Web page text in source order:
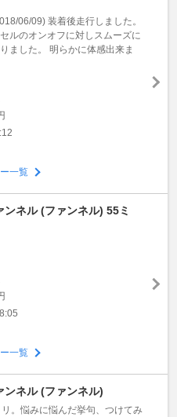
06/09) 装着後走行しました。
ルのオンオフに対しスムーズに
ました。 明らかに体感出来ま
一覧
ンネル (ファンネル) 55ミ
一覧
ンネル (ファンネル)
。悩みに悩んだ挙句、つけてみ